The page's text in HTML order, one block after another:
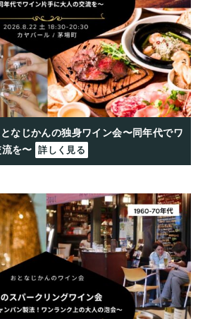
なじかんの独身ワイン会〜同年代でワ
を〜
詳しく見る